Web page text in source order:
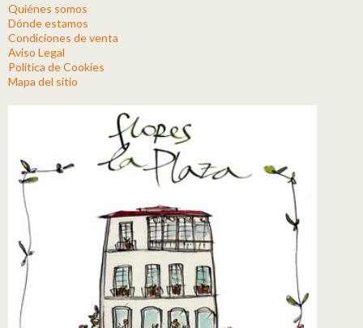
Quiénes somos
Dónde estamos
Condiciones de venta
Aviso Legal
Política de Cookies
Mapa del sitio